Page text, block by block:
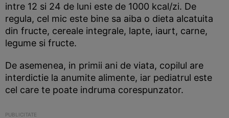
intre 12 si 24 de luni este de 1000 kcal/zi. De
regula, cel mic este bine sa aiba o dieta alcatuita
din fructe, cereale integrale, lapte, iaurt, carne,
legume si fructe.
De asemenea, in primii ani de viata, copilul are
interdictie la anumite alimente, iar pediatrul este
cel care te poate indruma corespunzator.